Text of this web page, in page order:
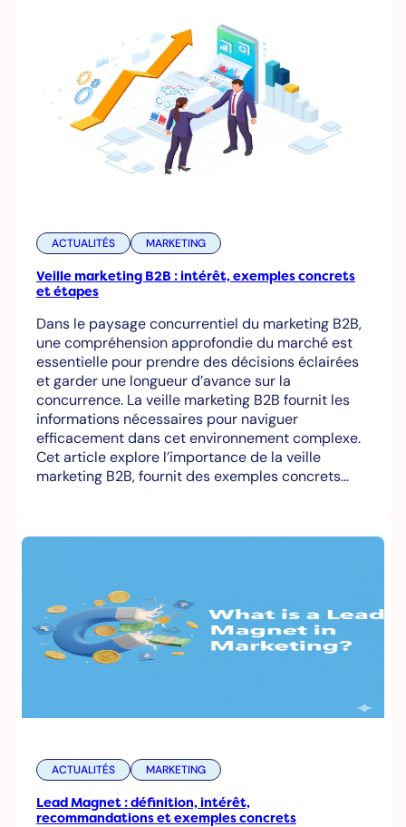
ACTUALITÉS MARKETING
Veille marketing B2B : intérêt, exemples concrets
et étapes
Dans le paysage concurrentiel du marketing B2B,
une compréhension approfondie du marché est
essentielle pour prendre des décisions éclairées
et garder une longueur d’avance sur la
concurrence. La veille marketing B2B fournit les
informations nécessaires pour naviguer
efficacement dans cet environnement complexe.
Cet article explore l’importance de la veille
marketing B2B, fournit des exemples concrets…
ACTUALITÉS MARKETING
Lead Magnet : définition, intérêt,
recommandations et exemples concrets